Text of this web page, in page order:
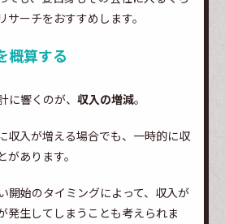
サーチをおすすめします。
概算する
に響くのが、 収入の増減。
収入が増える場合でも、一時的に収
あります。
開始のタイミングによって、収入が
発生してしまうことも考えられま